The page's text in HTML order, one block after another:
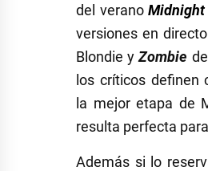
del veranoMidnight
versiones en
Blondie yZombie
los críticos definen
la mejor etapa de
resulta perfecta
Además si lo